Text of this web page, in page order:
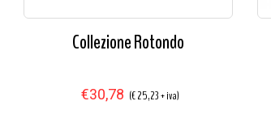
Collezione Rotondo
€30,78 (€ 25,23 + iva)